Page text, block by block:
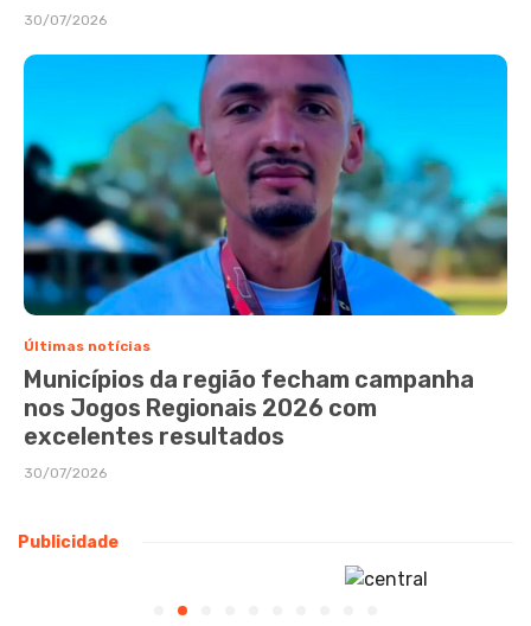
30/07/2026
Últimas notícias
Municípios da região fecham campanha
nos Jogos Regionais 2026 com
excelentes resultados
30/07/2026
Publicidade